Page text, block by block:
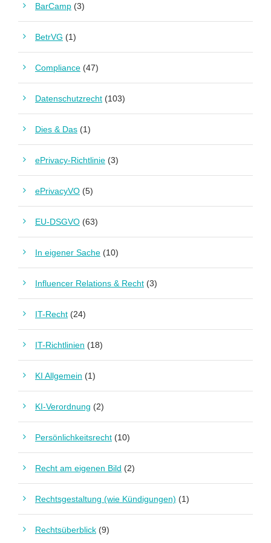
BarCamp (3)
BetrVG (1)
Compliance (47)
Datenschutzrecht (103)
Dies & Das (1)
ePrivacy-Richtlinie (3)
ePrivacyVO (5)
EU-DSGVO (63)
In eigener Sache (10)
Influencer Relations & Recht (3)
IT-Recht (24)
IT-Richtlinien (18)
KI Allgemein (1)
KI-Verordnung (2)
Persönlichkeitsrecht (10)
Recht am eigenen Bild (2)
Rechtsgestaltung (wie Kündigungen) (1)
Rechtsüberblick (9)